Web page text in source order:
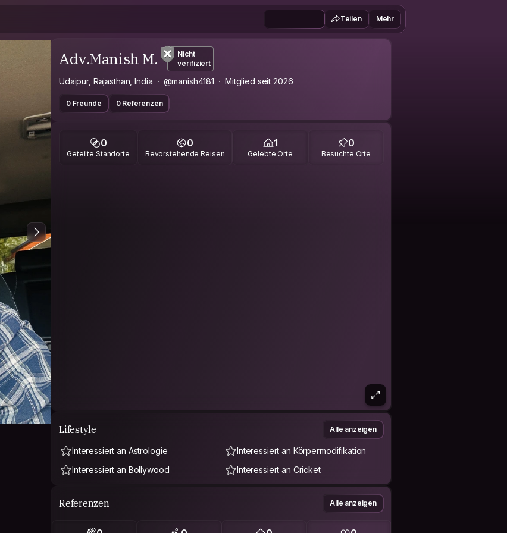
Teilen Mehr
Adv.Manish M.
Nicht
verifiziert
Udaipur, Rajasthan, India @manish4181 Mitglied seit 2026
0 Freunde 0 Referenzen
0
Geteilte Standorte
0
Bevorstehende Reisen
1
Gelebte Orte
0
Besuchte Orte
Lifestyle Alle anzeigen
Interessiert an Astrologie
Interessiert an Körpermodifikation
Interessiert an Bollywood
Interessiert an Cricket
Referenzen Alle anzeigen